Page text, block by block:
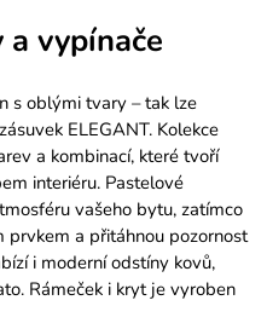
a vypínače
s oblými tvary – tak lze
ELEGANT. Kolekce
a kombinací, které tvoří
interiéru. Pastelové
vašeho bytu, zatímco
a přitáhnou pozornost
i moderní odstíny kovů,
Rámeček i kryt je vyroben